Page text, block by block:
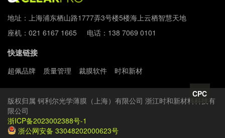
地址：上海浦东栖山路1777弄3号楼5楼海上云栖智慧天地
座机：021 6167 1665 电话：138 7069 0101
快速链接
超佩品牌 质量管理 裁膜软件 时和新材
版权归属 钶利尔光学薄膜（上海）有限公司 浙江时和新材料科技有
限公司
浙ICP备2023002388号-1
浙公网安备 33048202000623号
CPC